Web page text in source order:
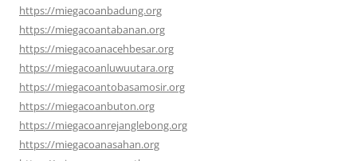
https://miegacoanbadung.org
https://miegacoantabanan.org
https://miegacoanacehbesar.org
https://miegacoanluwuutara.org
https://miegacoantobasamosir.org
https://miegacoanbuton.org
https://miegacoanrejanglebong.org
https://miegacoanasahan.org